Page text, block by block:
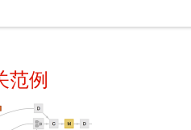
范例